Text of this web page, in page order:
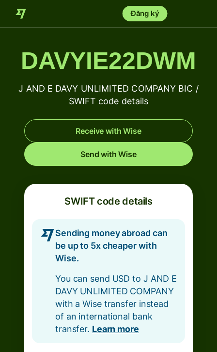
Đăng ký
DAVYIE22DWM
J AND E DAVY UNLIMITED COMPANY BIC /
SWIFT code details
Receive with Wise
Send with Wise
SWIFT code details
Sending money abroad can
be up to 5x cheaper with
Wise.
You can send USD to J AND E
DAVY UNLIMITED COMPANY
with a Wise transfer instead
of an international bank
transfer. Learn more